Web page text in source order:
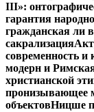
III»:
гарантия
гражданская ли
сакрализация
современность и
модерн и
христианской
пронизывающее
объектовНицше